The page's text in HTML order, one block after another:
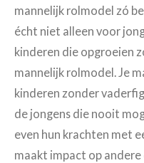
mannelijk rolmodel zó
écht niet alleen voor
kinderen die opgroeien
mannelijk rolmodel. Je
kinderen zonder
de jongens die nooit
even hun krachten met
maakt impact op